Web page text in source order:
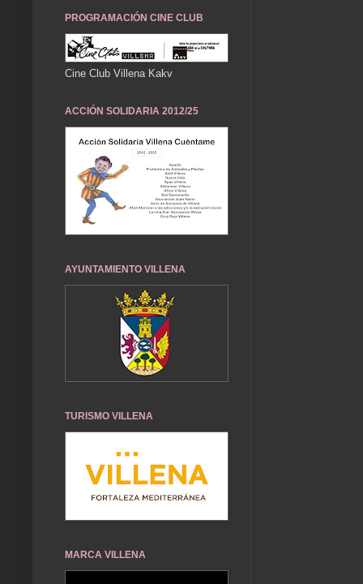
PROGRAMACIÓN CINE CLUB
Cine Club Villena Kakv
ACCIÓN SOLIDARIA 2012/25
AYUNTAMIENTO VILLENA
TURISMO VILLENA
MARCA VILLENA